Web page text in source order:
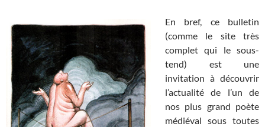
En bref, ce bulletin
(comme le site très
complet qui le sous-
tend) est une
invitation à découvrir
l’actualité de l’un de
nos plus grand poète
médiéval sous toutes